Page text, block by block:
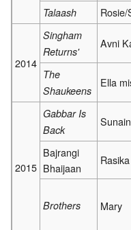
Talaash Rosie/
2014
Singham
Returns'
Avni
The
Shaukeens
Ella
2015
Gabbar Is
Back
Bajrangi
Bhaijaan
Rasika
Brothers Mary